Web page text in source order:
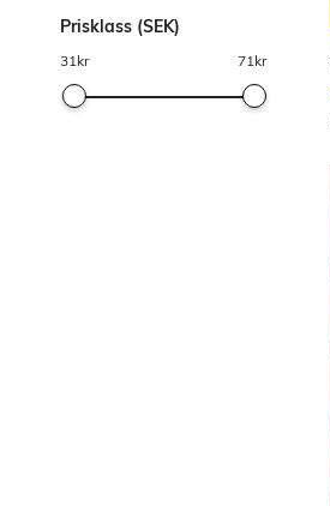
Prisklass (SEK)
31kr 71kr